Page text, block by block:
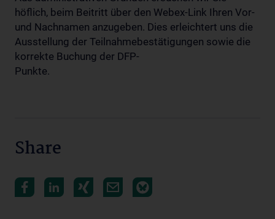
höflich, beim Beitritt über den Webex-Link Ihren Vor-
und Nachnamen anzugeben. Dies erleichtert uns die
Ausstellung der Teilnahmebestätigungen sowie die
korrekte Buchung der DFP-
Punkte.
Share